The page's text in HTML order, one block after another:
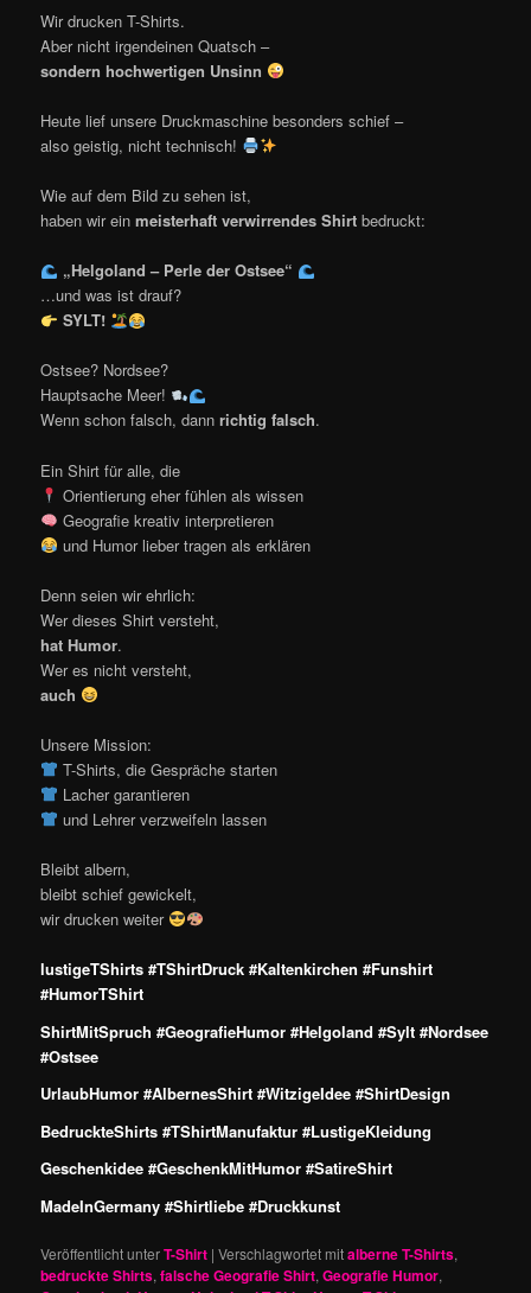
Wir drucken T-Shirts.
Aber nicht irgendeinen Quatsch –
sondern hochwertigen Unsinn
Heute lief unsere Druckmaschine besonders schief –
also geistig, nicht technisch!
Wie auf dem Bild zu sehen ist,
haben wir einmeisterhaft verwirrendes Shirt bedruckt:
„Helgoland – Perle der Ostsee“
…und was ist drauf?
SYLT!
Ostsee? Nordsee?
Hauptsache Meer!
Wenn schon falsch, dannrichtig falsch.
Ein Shirt für alle, die
Orientierung eher fühlen als wissen
Geografie kreativ interpretieren
und Humor lieber tragen als erklären
Denn seien wir ehrlich:
Wer dieses Shirt versteht,
hat Humor.
Wer es nicht versteht,
auch
Unsere Mission:
T-Shirts, die Gespräche starten
Lacher garantieren
und Lehrer verzweifeln lassen
Bleibt albern,
bleibt schief gewickelt,
wir drucken weiter
lustigeTShirts #TShirtDruck #Kaltenkirchen #Funshirt
#HumorTShirt
ShirtMitSpruch #GeografieHumor #Helgoland #Sylt #Nordsee
#Ostsee
UrlaubHumor #AlbernesShirt #WitzigeIdee #ShirtDesign
BedruckteShirts #TShirtManufaktur #LustigeKleidung
Geschenkidee #GeschenkMitHumor #SatireShirt
MadeInGermany #Shirtliebe #Druckkunst
Veröffentlicht unterT-Shirt |Verschlagwortet mitalberne T-Shirts,
bedruckte Shirts,falsche Geografie Shirt,Geografie Humor,